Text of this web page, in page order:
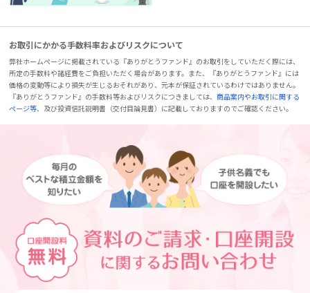
お取引にかかる手数料率およびリスクについて
弊社ホームページに掲載されている『ありがとうファンド』のお取引をしていただく際には、
所定の手数料や諸経費をご負担いただく場合があります。また、『ありがとうファンド』には
価格の変動等により損失が生じるおそれがあり、元本が保証されているわけではありません。
『ありがとうファンド』の手数料等およびリスクにつきましては、商品案内やお取引に関する
ページ等、及び投資信託説明書（交付目論見書）に記載しておりますのでご確認ください。